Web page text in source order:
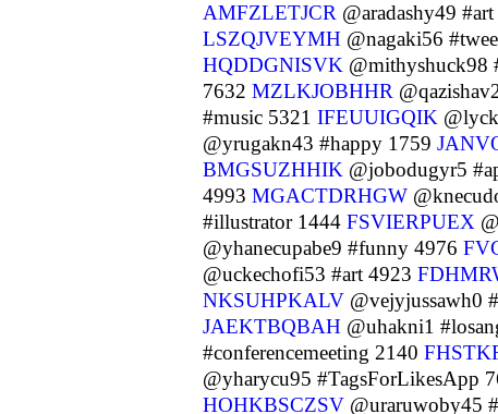
AMFZLETJCR @aradashy49
LSZQJVEYMH @nagaki56
HQDDGNISVK @mithyshuck98
7632 MZLKJOBHHR
#music 5321 IFEUUIGQIK
@yrugakn43 #happy 1759
BMGSUZHHIK @jobodugyr5
4993 MGACTDRHGW
#illustrator 1444 FSVIERPUEX
@yhanecupabe9 #funny 4976
@uckechofi53 #art 4923
NKSUHPKALV @vejyjussawh0
JAEKTBQBAH @uhakni1
#conferencemeeting 2140
@yharycu95 #TagsForLikesApp
HOHKBSCZSV @uraruwoby45